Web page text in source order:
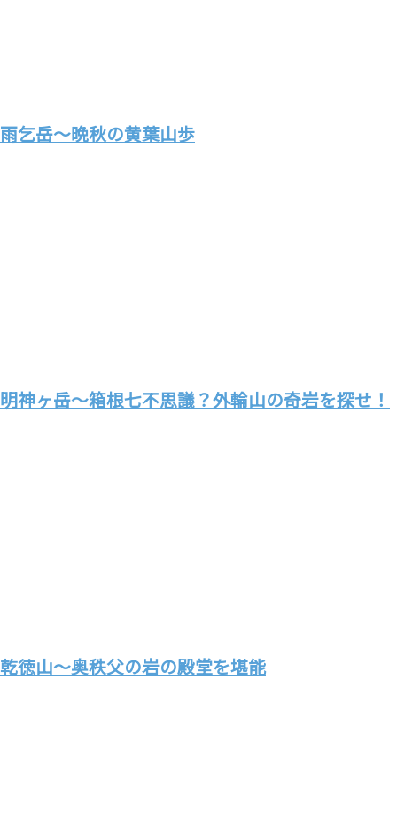
雨乞岳～晩秋の黄葉山歩
明神ヶ岳～箱根七不思議？外輪山の奇岩を探せ！
乾徳山～奥秩父の岩の殿堂を堪能